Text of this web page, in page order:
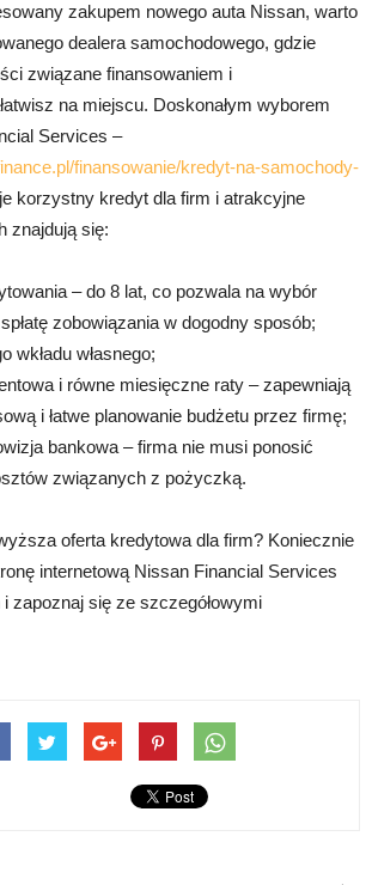
zakupem nowego auta Nissan, warto
dealera samochodowego, gdzie
związane finansowaniem i
na miejscu. Doskonałym wyborem
Services –
finansowanie/kredyt-na-samochody-
korzystny kredyt dla firm i atrakcyjne
znajdują się:
– do 8 lat, co pozwala na wybór
zobowiązania w dogodny sposób;
wkładu własnego;
i równe miesięczne raty – zapewniają
i łatwe planowanie budżetu przez firmę;
bankowa – firma nie musi ponosić
związanych z pożyczką.
oferta kredytowa dla firm? Koniecznie
internetową Nissan Financial Services
zapoznaj się ze szczegółowymi